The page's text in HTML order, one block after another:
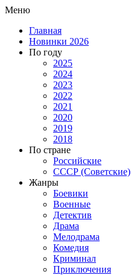
Меню
Главная
Новинки 2026
По году
2025
2024
2023
2022
2021
2020
2019
2018
По стране
Российские
СССР (Советские)
Жанры
Боевики
Военные
Детектив
Драма
Мелодрама
Комедия
Криминал
Приключения